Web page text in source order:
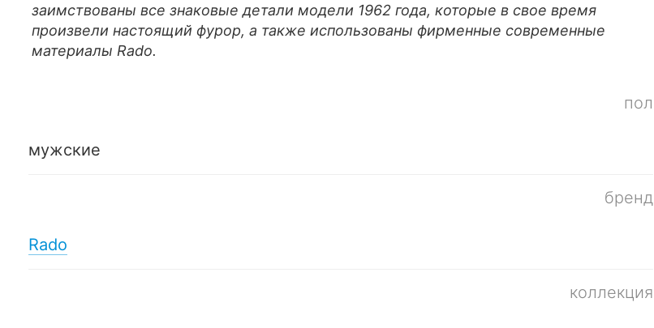
заимствованы все знаковые детали модели 1962 года, которые в свое время
произвели настоящий фурор, а также использованы фирменные современные
материалы Rado.
пол
мужские
бренд
Rado
коллекция